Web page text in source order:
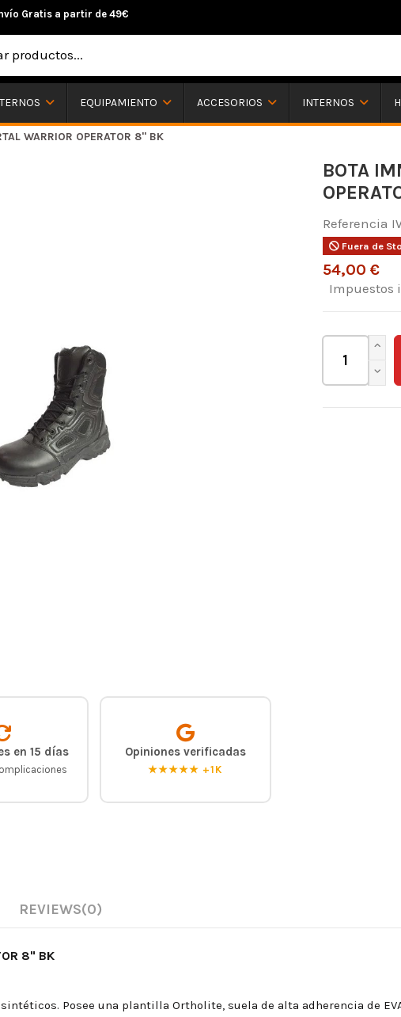
Gratis a partir de 49€
EQUIPAMIENTO ACCESORIOS INTERNOS
WARRIOR OPERATOR 8" BK
en 15 días Opiniones verificadas
★★★★★ +1K
BOTA
Referencia
Fuera de
54,00 €
Impuestos
REVIEWS(0)
8" BK
Posee una plantilla Ortholite, suela de alta adherencia de